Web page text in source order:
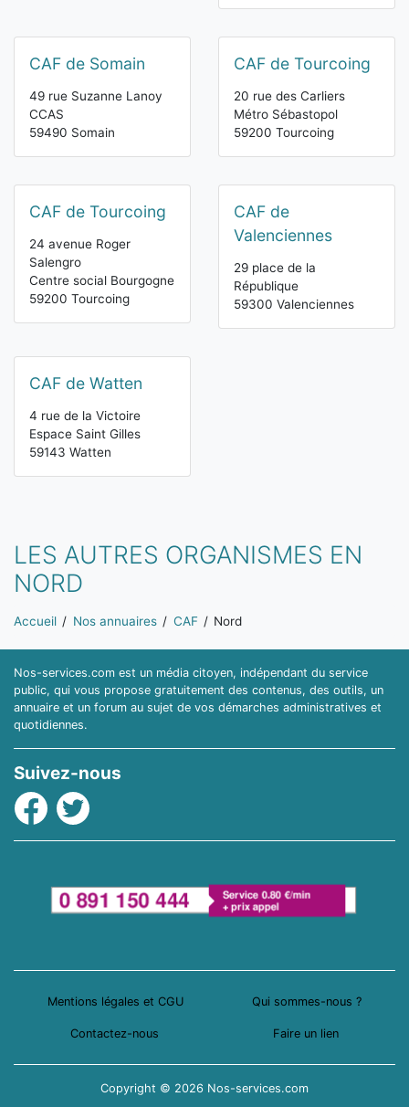
CAF de Somain
49 rue Suzanne Lanoy
CCAS
59490 Somain
CAF de Tourcoing
20 rue des Carliers
Métro Sébastopol
59200 Tourcoing
CAF de Tourcoing
24 avenue Roger
Salengro
Centre social Bourgogne
59200 Tourcoing
CAF de
Valenciennes
29 place de la
République
59300 Valenciennes
CAF de Watten
4 rue de la Victoire
Espace Saint Gilles
59143 Watten
LES AUTRES ORGANISMES EN
NORD
Vous êtes ici:
Accueil Nos annuaires CAF Nord
Nos-services.com est un média citoyen, indépendant du service
public, qui vous propose gratuitement des contenus, des outils, un
annuaire et un forum au sujet de vos démarches administratives et
quotidiennes.
Suivez-nous
Facebook
Twitter
Mentions légales et CGU Qui sommes-nous ?
Contactez-nous Faire un lien
Copyright © 2026 Nos-services.com